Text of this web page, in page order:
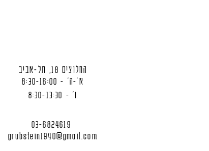
החלוצים 18, תל-אביב
א'-ה' - 8:30-16:00
ו' - 8:30-13:30
03-6824619
grubstein1940@gmail.com